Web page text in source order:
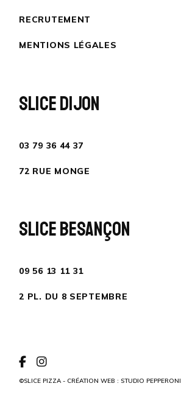
RECRUTEMENT
MENTIONS LÉGALES
SLICE DIJON
03 79 36 44 37
72 RUE MONGE
SLICE BESANÇON
09 56 13 11 31
2 PL. DU 8 SEPTEMBRE
©SLICE PIZZA - CRÉATION WEB : STUDIO PEPPERONI